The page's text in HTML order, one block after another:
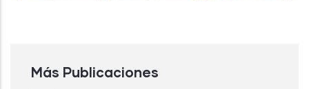
Más Publicaciones